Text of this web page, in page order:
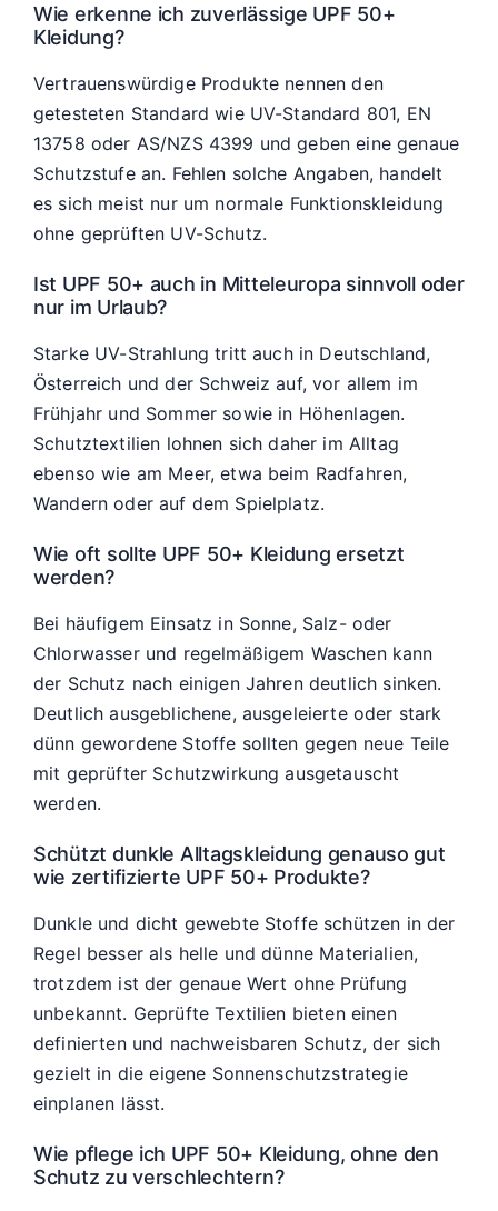
Wie erkenne ich zuverlässige UPF 50+
Kleidung?
Vertrauenswürdige Produkte nennen den
getesteten Standard wie UV-Standard 801, EN
13758 oder AS/NZS 4399 und geben eine genaue
Schutzstufe an. Fehlen solche Angaben, handelt
es sich meist nur um normale Funktionskleidung
ohne geprüften UV-Schutz.
Ist UPF 50+ auch in Mitteleuropa sinnvoll oder
nur im Urlaub?
Starke UV-Strahlung tritt auch in Deutschland,
Österreich und der Schweiz auf, vor allem im
Frühjahr und Sommer sowie in Höhenlagen.
Schutztextilien lohnen sich daher im Alltag
ebenso wie am Meer, etwa beim Radfahren,
Wandern oder auf dem Spielplatz.
Wie oft sollte UPF 50+ Kleidung ersetzt
werden?
Bei häufigem Einsatz in Sonne, Salz- oder
Chlorwasser und regelmäßigem Waschen kann
der Schutz nach einigen Jahren deutlich sinken.
Deutlich ausgeblichene, ausgeleierte oder stark
dünn gewordene Stoffe sollten gegen neue Teile
mit geprüfter Schutzwirkung ausgetauscht
werden.
Schützt dunkle Alltagskleidung genauso gut
wie zertifizierte UPF 50+ Produkte?
Dunkle und dicht gewebte Stoffe schützen in der
Regel besser als helle und dünne Materialien,
trotzdem ist der genaue Wert ohne Prüfung
unbekannt. Geprüfte Textilien bieten einen
definierten und nachweisbaren Schutz, der sich
gezielt in die eigene Sonnenschutzstrategie
einplanen lässt.
Wie pflege ich UPF 50+ Kleidung, ohne den
Schutz zu verschlechtern?